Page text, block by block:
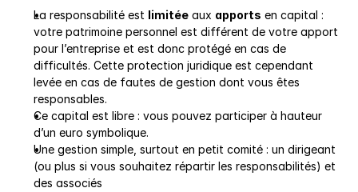
La responsabilité est limitée aux apports en capital :
votre patrimoine personnel est différent de votre apport
pour l’entreprise et est donc protégé en cas de
difficultés. Cette protection juridique est cependant
levée en cas de fautes de gestion dont vous êtes
responsables.
Ce capital est libre : vous pouvez participer à hauteur
d’un euro symbolique.
Une gestion simple, surtout en petit comité : un dirigeant
(ou plus si vous souhaitez répartir les responsabilités) et
des associés